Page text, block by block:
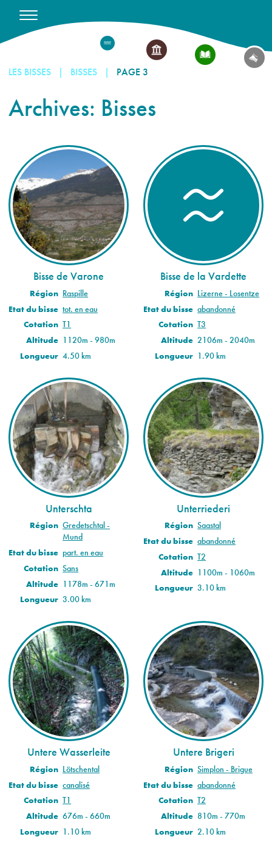
LES BISSES BISSES PAGE 3
Archives: Bisses
Bisse de Varone
Région Raspille
Etat du bisse tot. en eau
Cotation T1
Altitude 1120m - 980m
Longueur 4.50 km
Bisse de la Vardette
Région Lizerne - Losentze
Etat du bisse abandonné
Cotation T3
Altitude 2106m - 2040m
Longueur 1.90 km
Unterschta
Région Gredetschtal -
Mund
Etat du bisse part. en eau
Cotation Sans
Altitude 1178m - 671m
Longueur 3.00 km
Unterriederi
Région Saastal
Etat du bisse abandonné
Cotation T2
Altitude 1100m - 1060m
Longueur 3.10 km
Untere Wasserleite
Région Lötschental
Etat du bisse canalisé
Cotation T1
Altitude 676m - 660m
Longueur 1.10 km
Untere Brigeri
Région Simplon - Brigue
Etat du bisse abandonné
Cotation T2
Altitude 810m - 770m
Longueur 2.10 km